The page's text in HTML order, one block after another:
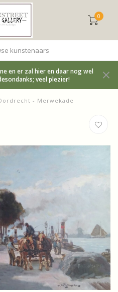
0
kunstenaars
en er zal hier en daar nog wel
veel plezier!
- Merwekade